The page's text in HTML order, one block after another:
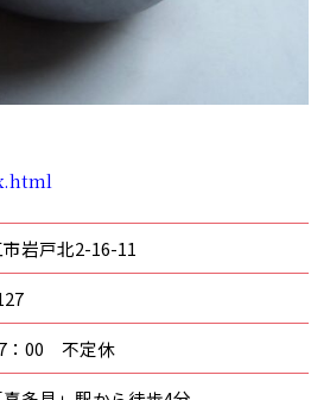
岩戸北2-16-11
： 00 不定休